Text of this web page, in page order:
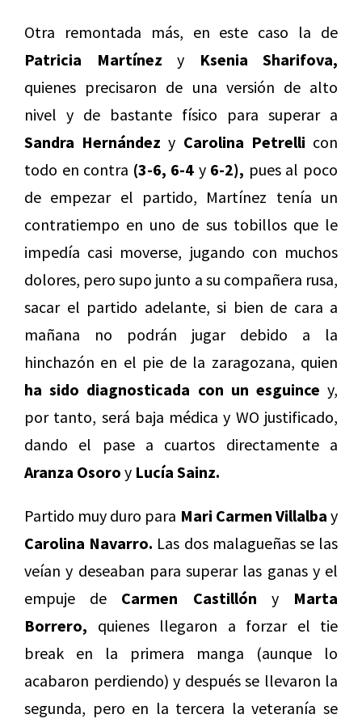
Otra remontada más, en este caso la de
Patricia Martínez y Ksenia Sharifova,
quienes precisaron de una versión de alto
nivel y de bastante físico para superar a
Sandra Hernández y Carolina Petrelli con
todo en contra (3-6, 6-4 y 6-2), pues al poco
de empezar el partido, Martínez tenía un
contratiempo en uno de sus tobillos que le
impedía casi moverse, jugando con muchos
dolores, pero supo junto a su compañera rusa,
sacar el partido adelante, si bien de cara a
mañana no podrán jugar debido a la
hinchazón en el pie de la zaragozana, quien
ha sido diagnosticada con un esguince y,
por tanto, será baja médica y WO justificado,
dando el pase a cuartos directamente a
Aranza Osoro y Lucía Sainz.
Partido muy duro para Mari Carmen Villalba y
Carolina Navarro. Las dos malagueñas se las
veían y deseaban para superar las ganas y el
empuje de Carmen Castillón y Marta
Borrero, quienes llegaron a forzar el tie
break en la primera manga (aunque lo
acabaron perdiendo) y después se llevaron la
segunda, pero en la tercera la veteranía se